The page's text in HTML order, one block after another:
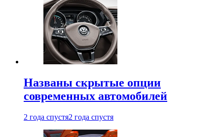
Названы скрытые опции
современных автомобилей
2 года спустя2 года спустя